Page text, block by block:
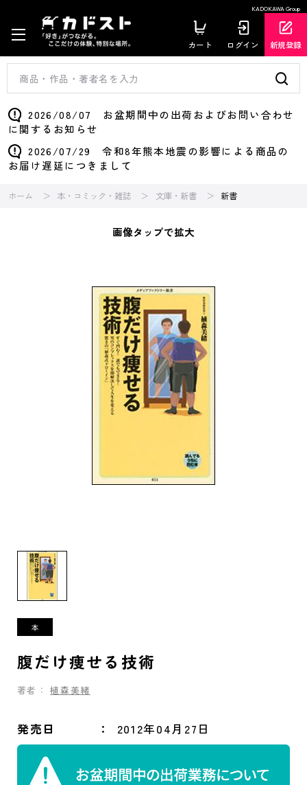
KADOKAWA Group
カート ログイン 新規登録
2026/08/07 お盆期間中の出荷およびお問い合わせ
に関するお知らせ
2026/07/29 令和8年熊本地震の影響による商品の
お届け遅延につきまして
ホーム 本・コミック・雑誌 文庫・新書 新書
画像タップで拡大
腹だけ痩せる技術
著者： 植森美緒
発売日 2012年04月27日